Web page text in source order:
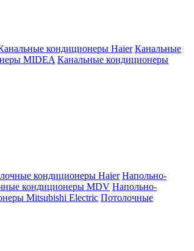
кондиционеры Haier Канальные
MIDEA Канальные кондиционеры
кондиционеры Haier Напольно-
кондиционеры MDV Напольно-
Mitsubishi Electric Потолочные